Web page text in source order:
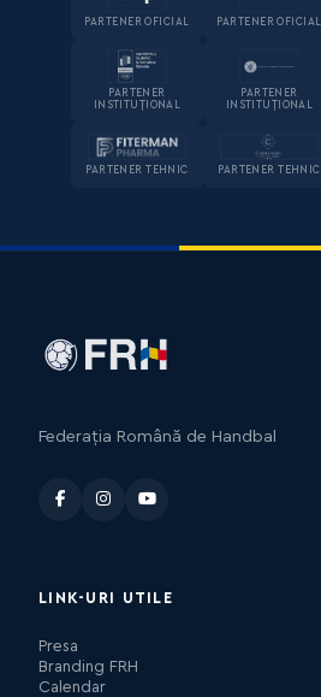
PARTENER OFICIAL PARTENER OFICIAL
PARTENER
INSTITUȚIONAL
PARTENER
INSTITUȚIONAL
PARTENER TEHNIC PARTENER TEHNIC
Federația Română de Handbal
LINK-URI UTILE
Presa
Branding FRH
Calendar